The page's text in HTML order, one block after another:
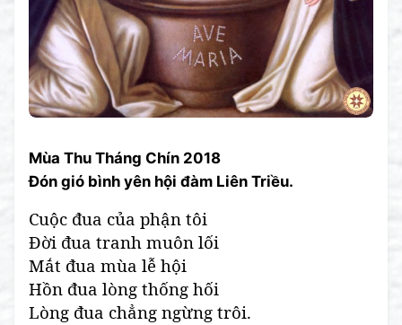
Mùa Thu Tháng Chín 2018
Đón gió bình yên hội đàm Liên Triều.
Cuộc đua của phận tôi
Đời đua tranh muôn lối
Mắt đua mùa lễ hội
Hồn đua lòng thống hối
Lòng đua chẳng ngừng trôi.